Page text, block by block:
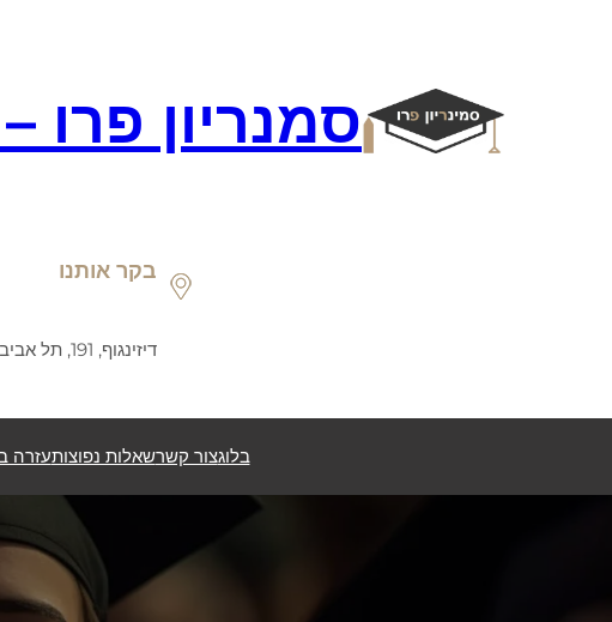
סמנריון פרו
בקר אותנו
דיזינגוף, 191, תל אביב
בלוגצור קשרשאלות נפוצותעזרה